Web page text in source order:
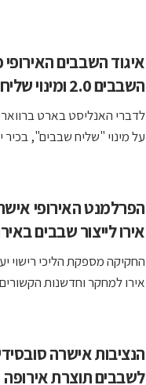
איגוד השבבים
השבבים 2.0 ומינוי שליח מיוחד
על מינוי "שליח שבבים",
אירו לייצור שבבים
אירו למחקר וחדשנות
לשבבים תוצרת אירופה